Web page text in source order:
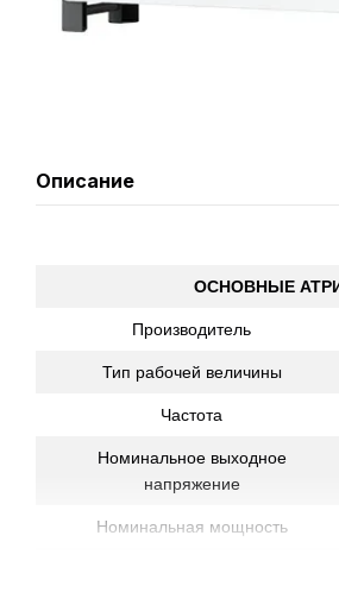
Описание
ОСНОВНЫЕ АТР
Производитель
Тип рабочей величины
Частота
Номинальное выходное
напряжение
Номинальная мощность